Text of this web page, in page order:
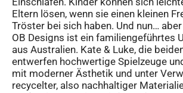
Eltern lösen, wenn sie einen kleinen
Tröster bei sich haben. Und nun…
OB Designs ist ein familiengeführtes
aus Australien. Kate & Luke, die
entwerfen hochwertige Spielzeuge
mit moderner Ästhetik und unter
recycelter, also nachhaltiger